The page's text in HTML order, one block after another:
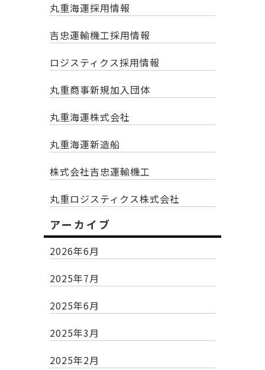
丸重海運採用情報
吉忠運輸機工採用情報
ロジスティクス採用情報
丸重商事新規加入団体
丸重海運株式会社
丸重海運新造船
株式会社吉忠運輸機工
丸重ロジスティクス株式会社
アーカイブ
2026年6月
2025年7月
2025年6月
2025年3月
2025年2月